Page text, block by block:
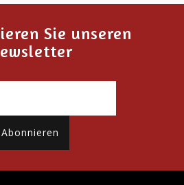
Sie unseren
Abonnieren